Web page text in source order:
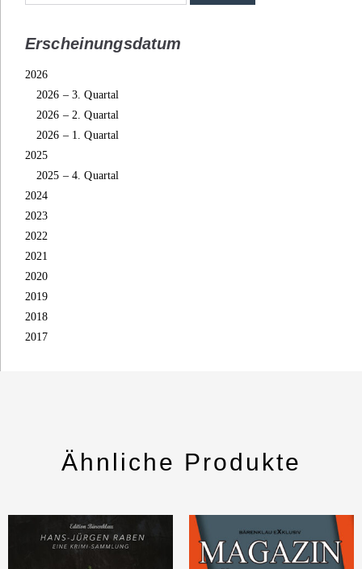
Erscheinungsdatum
2026
2026 – 3. Quartal
2026 – 2. Quartal
2026 – 1. Quartal
2025
2025 – 4. Quartal
2024
2023
2022
2021
2020
2019
2018
2017
Ähnliche Produkte